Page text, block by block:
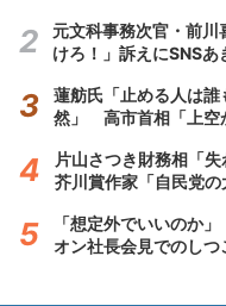
元文科事務次官・前
けろ！」訴えにSNSあ
蓮舫氏「止める人は
然」 高市首相「上空
片山さつき財務相「
芥川賞作家「自民党の
「想定外でいいのか
オン社長会見でのしつ